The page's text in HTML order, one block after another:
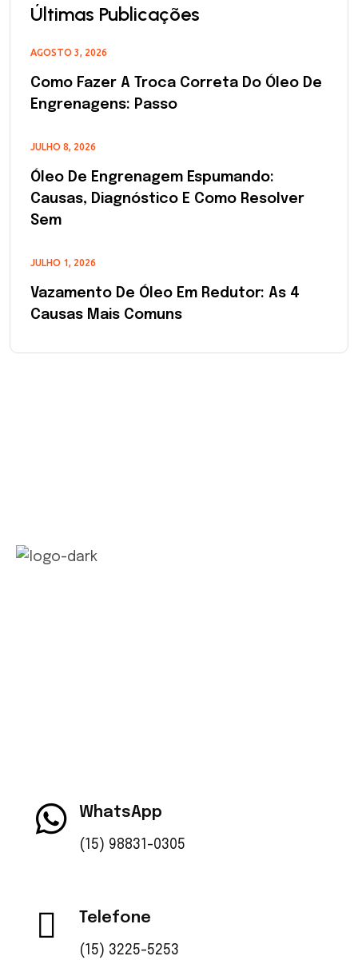
Últimas Publicações
AGOSTO 3, 2026
Como Fazer A Troca Correta Do Óleo De
Engrenagens: Passo
JULHO 8, 2026
Óleo De Engrenagem Espumando:
Causas, Diagnóstico E Como Resolver
Sem
JULHO 1, 2026
Vazamento De Óleo Em Redutor: As 4
Causas Mais Comuns
WhatsApp
(15) 98831-0305
Telefone
(15) 3225-5253